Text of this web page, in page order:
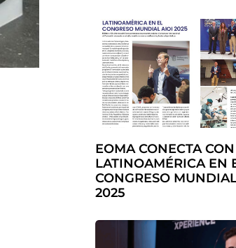
EOMA CONECTA CON
LATINOAMÉRICA EN
CONGRESO
2025